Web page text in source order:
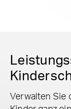
Verwalten Sie